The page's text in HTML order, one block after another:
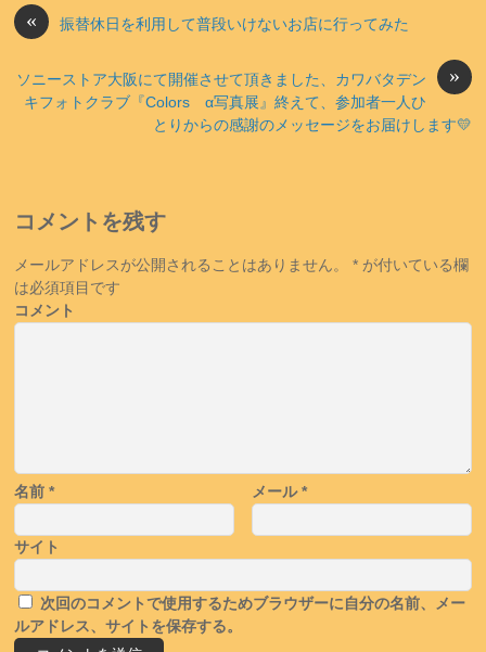
« 振替休日を利用して普段いけないお店に行ってみた
»
ソニーストア大阪にて開催させて頂きました、カワバタデン
キフォトクラブ『Colors α写真展』終えて、参加者一人ひ
とりからの感謝のメッセージをお届けします💛
コメントを残す
メールアドレスが公開されることはありません。 * が付いている欄
は必須項目です
コメント
名前* メール*
サイト
次回のコメントで使用するためブラウザーに自分の名前、メー
ルアドレス、サイトを保存する。